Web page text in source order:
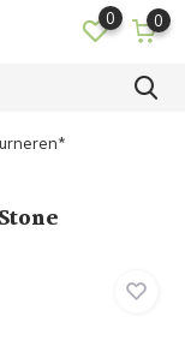
0 0